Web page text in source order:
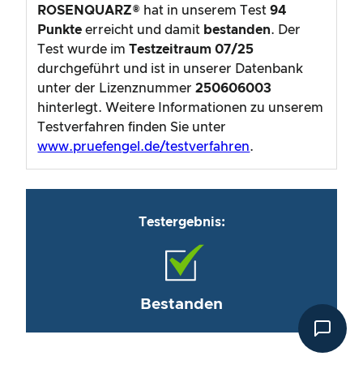
ROSENQUARZ® hat in unserem Test 94
Punkteerreicht und damit bestanden. Der
Test wurde imTestzeitraum07/25
durchgeführt und ist in unserer Datenbank
unter der Lizenznummer250606003
hinterlegt. Weitere Informationen zu unserem
Testverfahren finden Sie unter
www.pruefengel.de/testverfahren.
Testergebnis:
Bestanden